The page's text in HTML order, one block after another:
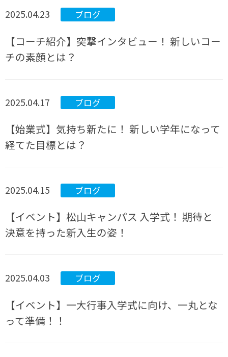
2025.04.23 ブログ
【コーチ紹介】突撃インタビュー！ 新しいコー
チの素顔とは？
2025.04.17 ブログ
【始業式】気持ち新たに！ 新しい学年になって
経てた目標とは？
2025.04.15 ブログ
【イベント】松山キャンパス 入学式！ 期待と
決意を持った新入生の姿！
2025.04.03 ブログ
【イベント】一大行事入学式に向け、一丸とな
って準備！！